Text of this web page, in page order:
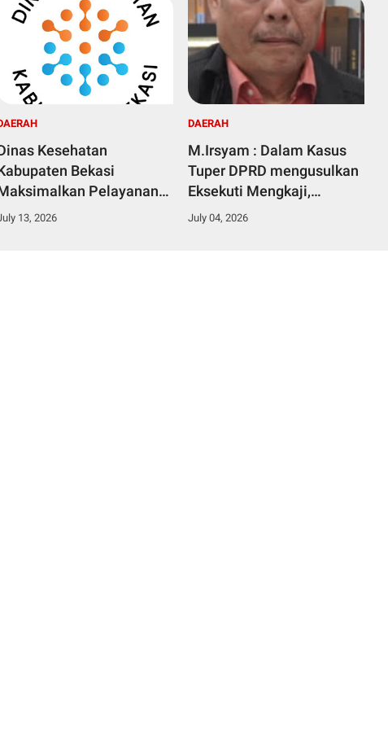
Kesehatan
Bekasi
Pelayanan
Kesehatan Publik
13, 2026
DAERAH
M.Irsyam : Dalam Kasus
Tuper DPRD mengusulkan
Eksekuti Mengkaji,
Menyetujui, Membuat
July 04, 2026